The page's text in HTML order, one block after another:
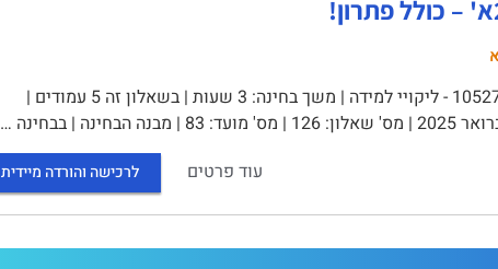
פרטי הבחינה | שאלון בחינת גמר | 10527 - ליקויי למידה | משך בחינה: 3 שעות | בשאלון זה 5 עמודים |
עוד פרטים
לרכישה והורדה מיידית